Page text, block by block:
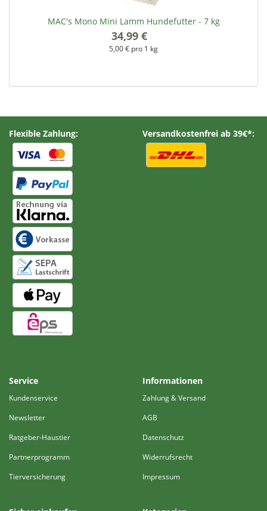
MAC's Mono Mini Lamm Hundefutter - 7 kg
34,99 €
5,00 € pro 1 kg
Flexible Zahlung: Versandkostenfrei ab 39€*:
Service
Kundenservice
Newsletter
Ratgeber-Haustier
Partnerprogramm
Tierversicherung
Informationen
Zahlung & Versand
AGB
Datenschutz
Widerrufsrecht
Impressum